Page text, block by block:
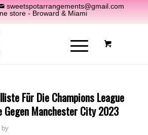
sweetspotarrangements@gmail.com
store - Broward & Miami
Für Die Champions League
Gegen Manchester City 2023
by